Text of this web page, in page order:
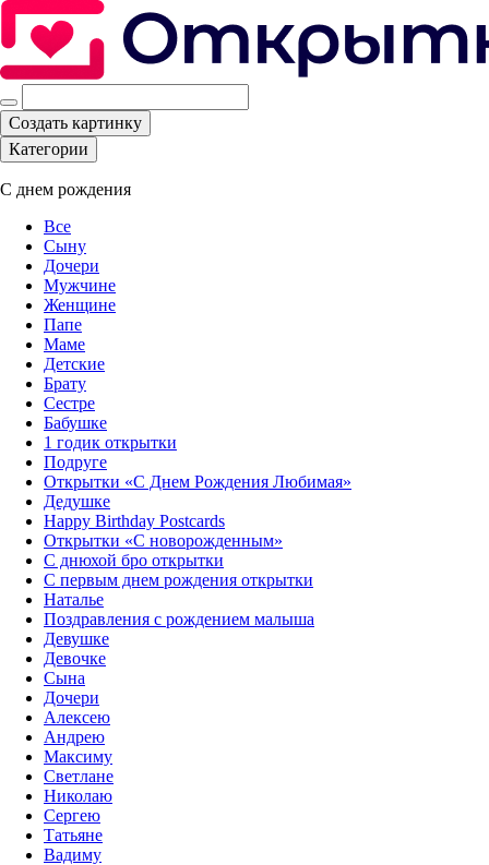
Создать картинку
Категории
С днем рождения
Все
Сыну
Дочери
Мужчине
Женщине
Папе
Маме
Детские
Брату
Сестре
Бабушке
1 годик открытки
Подруге
Открытки «С Днем Рождения Любимая»‎
Дедушке
Happy Birthday Postcards
Открытки «‎С новорожденным»
С днюхой бро открытки
С первым днем рождения открытки
Наталье
Поздравления с рождением малыша
Девушке
Девочке
Сына
Дочери
Алексею
Андрею
Максиму
Светлане
Николаю
Сергею
Татьяне
Вадиму